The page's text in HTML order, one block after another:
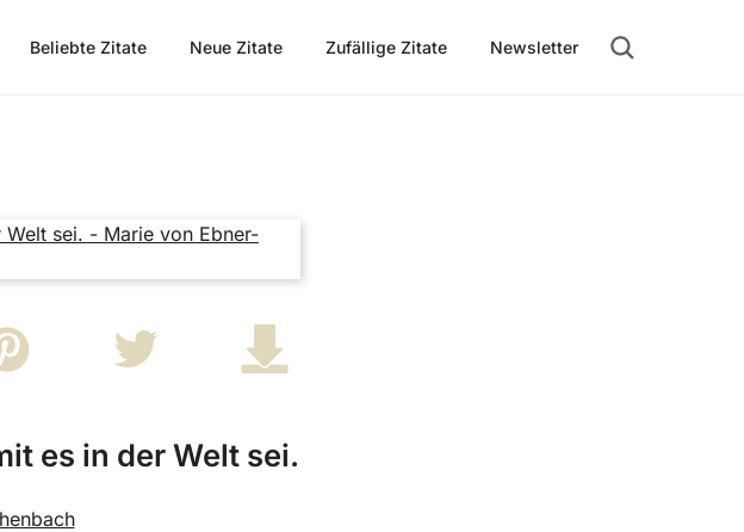
Suche öffnen
Beliebte Zitate Neue Zitate Zufällige Zitate Newsletter
es in der Welt sei.